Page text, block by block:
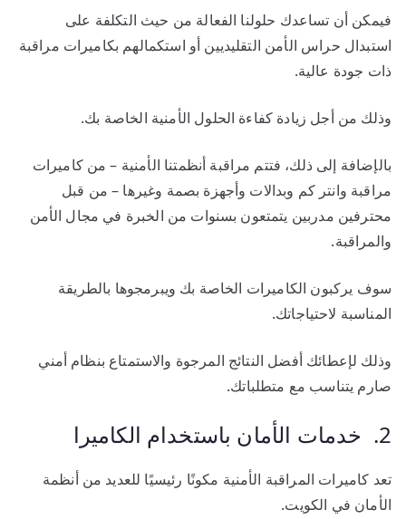
فيمكن أن تساعدك حلولنا الفعالة من حيث التكلفة على
استبدال حراس الأمن التقليديين أو استكمالهم بكاميرات مراقبة
ذات جودة عالية.
وذلك من أجل زيادة كفاءة الحلول الأمنية الخاصة بك.
بالإضافة إلى ذلك، فتتم مراقبة أنظمتنا الأمنية – من كاميرات
مراقبة وانتر كم وبدالات وأجهزة بصمة وغيرها – من قبل
محترفين مدربين يتمتعون بسنوات من الخبرة في مجال الأمن
والمراقبة.
سوف يركبون الكاميرات الخاصة بك ويبرمجوها بالطريقة
المناسبة لاحتياجاتك.
وذلك لإعطائك أفضل النتائج المرجوة والاستمتاع بنظام أمني
صارم يتناسب مع متطلباتك.
2. خدمات الأمان باستخدام الكاميرا
تعد كاميرات المراقبة الأمنية مكونًا رئيسيًا للعديد من أنظمة
الأمان في الكويت.